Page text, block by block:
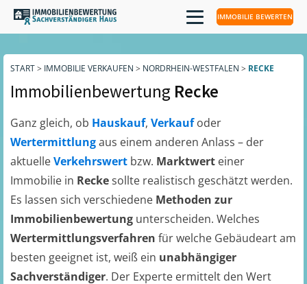
IMMOBILIE BEWERTEN
START> IMMOBILIE VERKAUFEN > NORDRHEIN-WESTFALEN > RECKE
Immobilienbewertung Recke
Ganz gleich, ob Hauskauf, Verkaufoder
Wertermittlungaus einem anderen Anlass – der
aktuelleVerkehrswert bzw. Marktwert einer
Immobilie in Reckesollte realistisch geschätzt werden.
Es lassen sich verschiedene Methoden zur
Immobilienbewertung unterscheiden. Welches
Wertermittlungsverfahren für welche Gebäudeart am
besten geeignet ist, weiß ein unabhängiger
Sachverständiger. Der Experte ermittelt den Wert